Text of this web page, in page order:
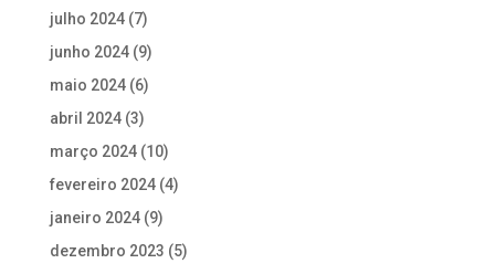
julho 2024(7)
junho 2024(9)
maio 2024(6)
abril 2024(3)
março 2024(10)
fevereiro 2024(4)
janeiro 2024(9)
dezembro 2023 (5)